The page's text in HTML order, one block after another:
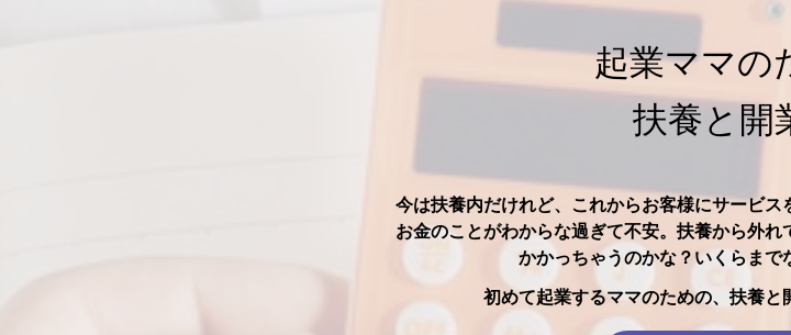
起業ママの
扶養と開
今は扶養内だけれど、これからお客様にサービス
お金のことがわからな過ぎて不安。扶養から外
かかっちゃうのかな？いくらまで
初めて起業するママのための、扶養と